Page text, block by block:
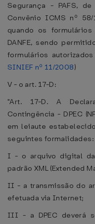
Segurança - PAFS,
Convênio ICMS nº
quando os
DANFE, sendo
formulários
SINIEF nº 11/2008)
V - o art. 17-D:
"Art. 17-D. A
Contingência - DPEC
em leiaute
seguintes formalidades:
I - o arquivo digital da
padrão XML (Extended
II - a transmissão do
efetuada via Internet;
III - a DPEC deverá